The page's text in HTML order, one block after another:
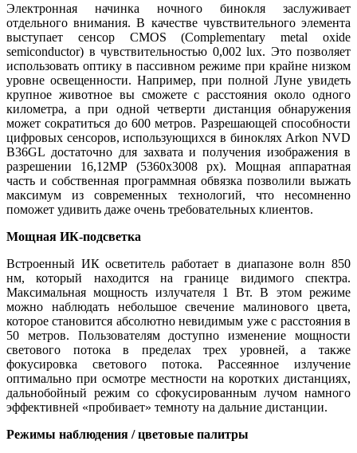
Электронная начинка ночного бинокля заслуживает
отдельного внимания. В качестве чувствительного элемента
выступает сенсор CMOS (Complementary metal oxide
semiconductor) в чувствительностью 0,002 lux. Это позволяет
использовать оптику в пассивном режиме при крайне низком
уровне освещенности. Например, при полной Луне увидеть
крупное животное вы сможете с расстояния около одного
километра, а при одной четверти дистанция обнаружения
может сократиться до 600 метров. Разрешающей способности
цифровых сенсоров, использующихся в биноклях Arkon NVD
B36GL достаточно для захвата и получения изображения в
разрешении 16,12МР (5360х3008 рх). Мощная аппаратная
часть и собственная программная обвязка позволили выжать
максимум из современных технологий, что несомненно
поможет удивить даже очень требовательных клиентов.
Мощная ИК-подсветка
Встроенный ИК осветитель работает в диапазоне волн 850
нм, который находится на границе видимого спектра.
Максимальная мощность излучателя 1 Вт. В этом режиме
можно наблюдать небольшое свечение малинового цвета,
которое становится абсолютно невидимым уже с расстояния в
50 метров. Пользователям доступно изменение мощности
светового потока в пределах трех уровней, а также
фокусировка светового потока. Рассеянное излучение
оптимально при осмотре местности на коротких дистанциях,
дальнобойный режим со сфокусированным лучом намного
эффективней «пробивает» темноту на дальние дистанции.
Режимы наблюдения / цветовые палитры